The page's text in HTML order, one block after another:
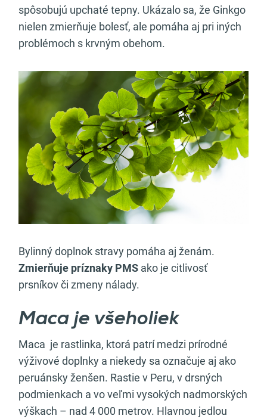
spôsobujú upchaté tepny. Ukázalo sa, že Ginkgo
nielen zmierňuje bolesť, ale pomáha aj pri iných
problémoch s krvným obehom.
Bylinný doplnok stravy pomáha aj ženám.
Zmierňuje príznaky PMS ako je citlivosť
prsníkov či zmeny nálady.
Maca je všeholiek
Maca je rastlinka, ktorá patrí medzi prírodné
výživové doplnky a niekedy sa označuje aj ako
peruánsky ženšen. Rastie v Peru, v drsných
podmienkach a vo veľmi vysokých nadmorských
výškach – nad 4 000 metrov. Hlavnou jedlou